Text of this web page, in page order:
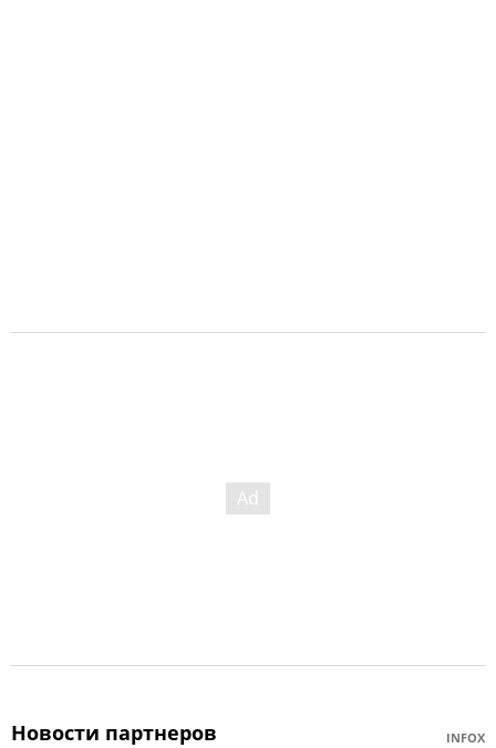
Новости партнеров INFOX